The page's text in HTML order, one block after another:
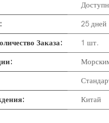
25 дней
Заказа: 1 шт.
Китай